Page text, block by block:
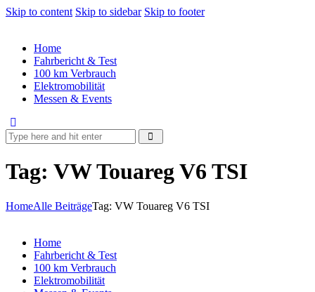
Skip to content Skip to sidebar Skip to footer
Home
Fahrbericht & Test
100 km Verbrauch
Elektromobilität
Messen & Events
Tag: VW Touareg V6 TSI
HomeAlle BeiträgeTag: VW Touareg V6 TSI
Home
Fahrbericht & Test
100 km Verbrauch
Elektromobilität